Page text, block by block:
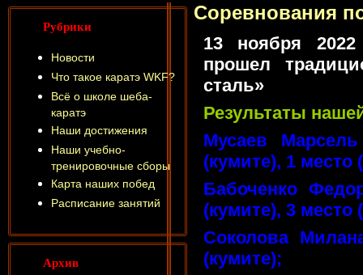
Соревнования
13 ноября
прошел
сталь»
Результаты
Мусаев
(кумите), 1 место
Бабоченко
(кумите), 3 место
Соколова
(кумите);
Рубрики
Новости
Что такое каратэ WKF?
Всё о школе шеба-
каратэ
Наши достижения
Наши учебно-
тренировочные сборы
Карта наших побед
Расписание занятий
Архив